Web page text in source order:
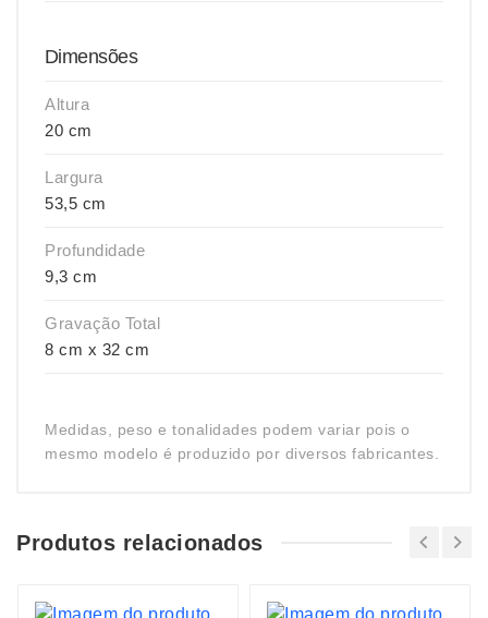
Dimensões
Altura
20 cm
Largura
53,5 cm
Profundidade
9,3 cm
Gravação Total
8 cm x 32 cm
Medidas, peso e tonalidades podem variar pois o
mesmo modelo é produzido por diversos fabricantes.
Produtos relacionados